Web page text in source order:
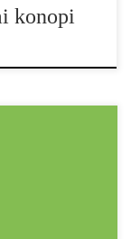
konopi
cannabis.
wspólnego
Przez
lub wojskowej